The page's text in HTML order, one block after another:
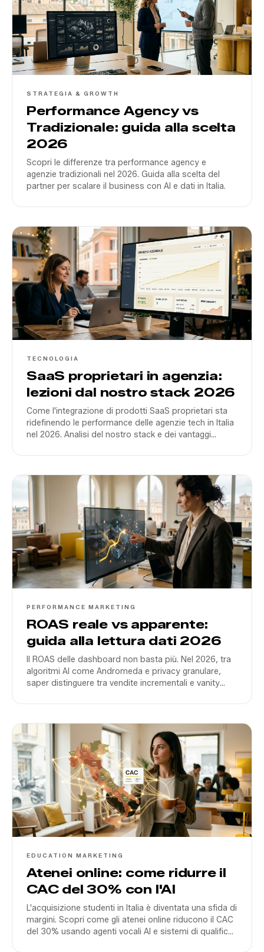
STRATEGIA & GROWTH
Performance Agency vs
Tradizionale: guida alla scelta
2026
Scopri le differenze tra performance agency e
agenzie tradizionali nel 2026. Guida alla scelta del
partner per scalare il business con AI e dati in Italia.
TECNOLOGIA
SaaS proprietari in agenzia:
lezioni dal nostro stack 2026
Come l'integrazione di prodotti SaaS proprietari sta
ridefinendo le performance delle agenzie tech in Italia
nel 2026. Analisi del nostro stack e dei vantaggi
PERFORMANCE MARKETING
ROAS reale vs apparente:
guida alla lettura dati 2026
Il ROAS delle dashboard non basta più. Nel 2026, tra
algoritmi AI come Andromeda e privacy granulare,
saper distinguere tra vendite incrementali e vanity
EDUCATION MARKETING
Atenei online: come ridurre il
CAC del 30% con l'AI
L'acquisizione studenti in Italia è diventata una sfida di
margini. Scopri come gli atenei online riducono il CAC
del 30% usando agenti vocali AI e sistemi di qualifica